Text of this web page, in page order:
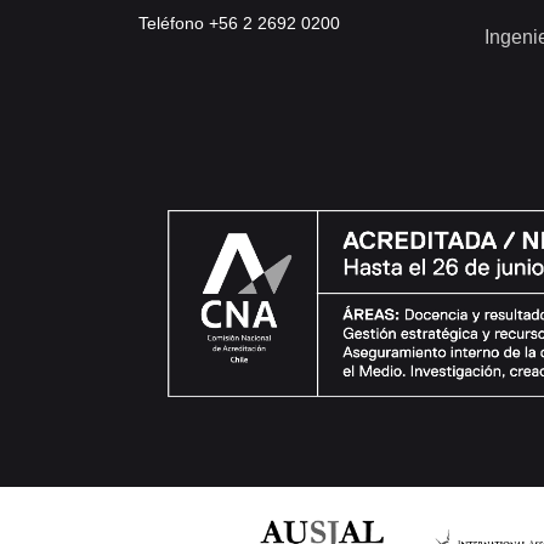
Teléfono +56 2 2692 0200